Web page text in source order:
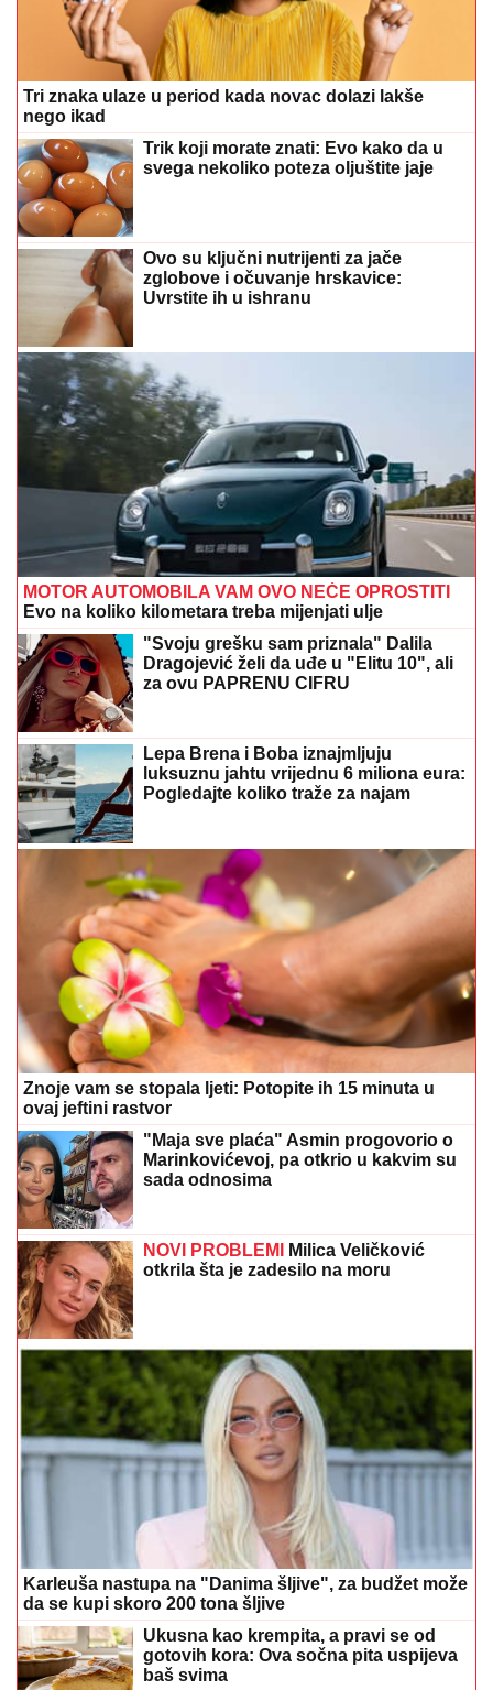
Tri znaka ulaze u period kada novac dolazi lakše
nego ikad
Trik koji morate znati: Evo kako da u
svega nekoliko poteza oljuštite jaje
Ovo su ključni nutrijenti za jače
zglobove i očuvanje hrskavice:
Uvrstite ih u ishranu
MOTOR AUTOMOBILA VAM OVO NEĆE OPROSTITI
Evo na koliko kilometara treba mijenjati ulje
"Svoju grešku sam priznala" Dalila
Dragojević želi da uđe u "Elitu 10", ali
za ovu PAPRENU CIFRU
Lepa Brena i Boba iznajmljuju
luksuznu jahtu vrijednu 6 miliona eura:
Pogledajte koliko traže za najam
Znoje vam se stopala ljeti: Potopite ih 15 minuta u
ovaj jeftini rastvor
"Maja sve plaća" Asmin progovorio o
Marinkovićevoj, pa otkrio u kakvim su
sada odnosima
NOVI PROBLEMI
Milica Veličković
otkrila šta je zadesilo na moru
Karleuša nastupa na "Danima šljive", za budžet može
da se kupi skoro 200 tona šljive
Ukusna kao krempita, a pravi se od
gotovih kora: Ova sočna pita uspijeva
baš svima